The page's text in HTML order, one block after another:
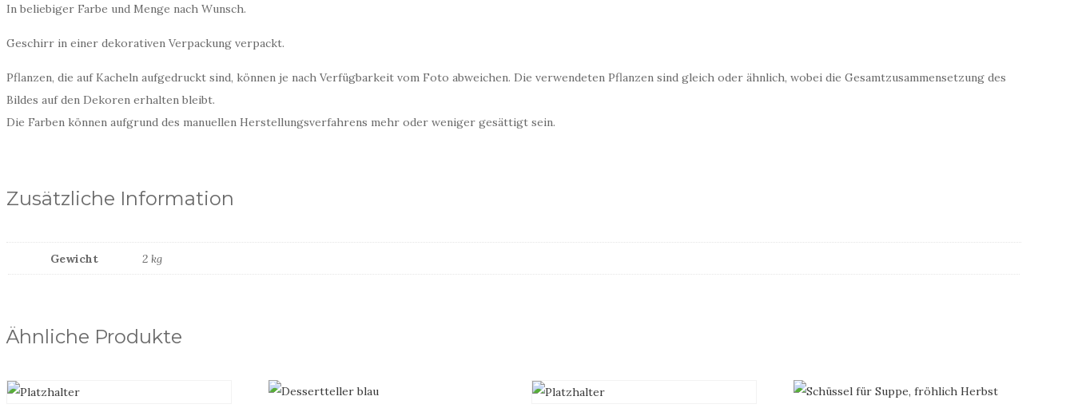
In beliebiger Farbe und Menge nach Wunsch.
Geschirr in einer dekorativen Verpackung verpackt.
Pflanzen, die auf Kacheln aufgedruckt sind, können je nach Verfügbarkeit vom Foto abweichen. Die verwendeten Pflanzen sind gleich oder ähnlich, wobei die Gesamtzusammensetzung des
Bildes auf den Dekoren erhalten bleibt.
Die Farben können aufgrund des manuellen Herstellungsverfahrens mehr oder weniger gesättigt sein.
Zusätzliche Information
Gewicht 2 kg
Ähnliche Produkte